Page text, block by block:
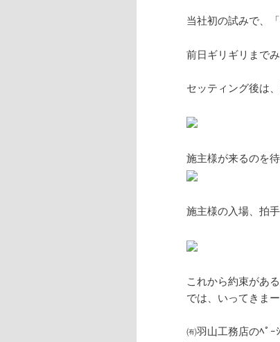
当社初の試みで、
前日ギリギリまで
セッティング後は
施主様が来るのを
施主様の入場、拍
これから約束があ
では、いってきまー
㈲羽山工務店のﾍﾟ